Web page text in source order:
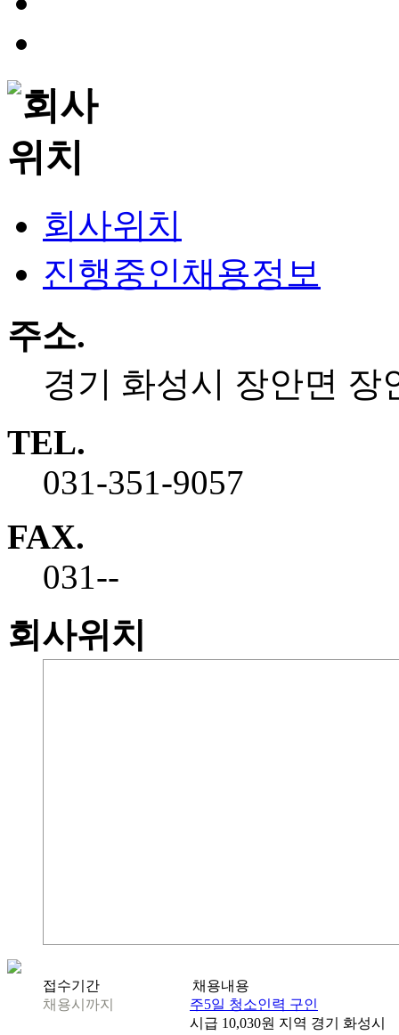
회사위치
진행중인채용정보
주소.
경기 화성시 장안면 장
TEL.
031-351-9057
FAX.
031--
회사위치
접수기간
채용내용
채용시까지
주5일 청소인력 구인
시급 10,030원 지역 경기 화성시